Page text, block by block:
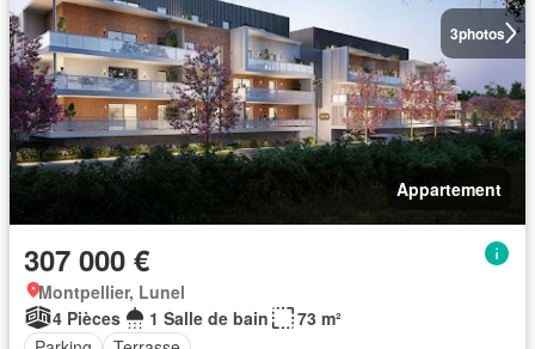
3photos
Appartement
307 000 €
Montpellier, Lunel
4 Pièces
1 Salle de bain
73 m²